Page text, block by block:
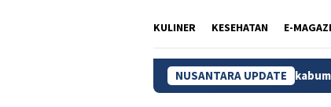
KULINER KESEHATAN E-
NUSANTARA UPDATE
Ungkap 56 Ribu Anak di Sukabumi Tidak Sekolah